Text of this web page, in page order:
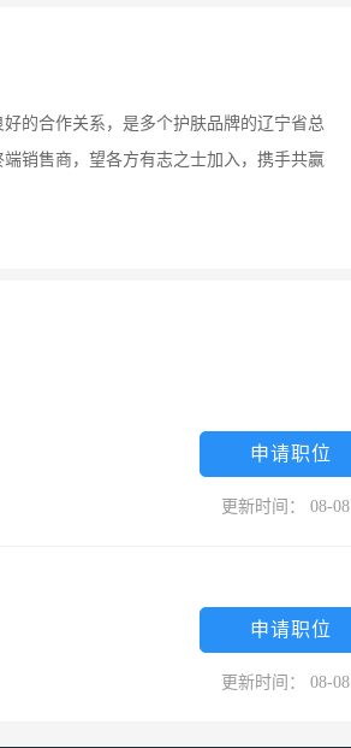
的合作关系，是多个护肤品牌的辽宁省总
销售商，望各方有志之士加入，携手共赢
申请职位
更新时间： 08-08
申请职位
更新时间： 08-08